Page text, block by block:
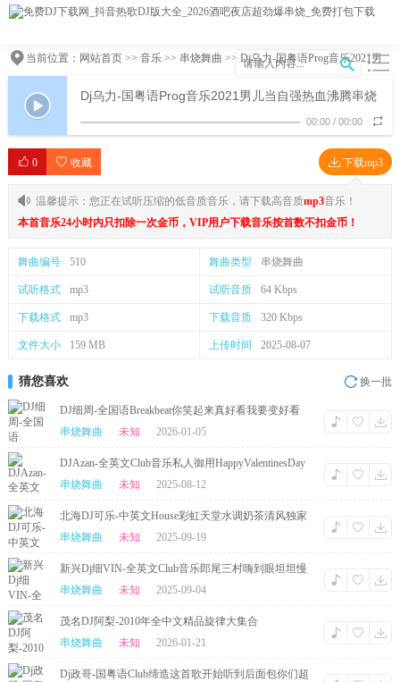
当前位置： 网站首页>> 音乐>> 串烧舞曲 >> Dj乌力-国粤语Prog音乐2021男
Dj乌力-国粤语Prog音乐2021男儿当自强热血沸腾串烧
00:00 /00:00
0 收藏 下载mp3
温馨提示：您正在试听压缩的低音质音乐，请下载高音质mp3音乐！
本首音乐24小时内只扣除一次金币，VIP用户下载音乐按首数不扣金币！
舞曲编号 510 舞曲类型 串烧舞曲
试听格式 mp3 试听音质 64 Kbps
下载格式 mp3 下载音质 320 Kbps
文件大小 159 MB 上传时间 2025-08-07
猜您喜欢 换一批
DJ细周-全国语Breakbeat你笑起来真好看我要变好看
串烧
串烧舞曲 未知 2026-01-05
DJAzan-全英文Club音乐私人御用HappyValentinesDay
抒情串烧
串烧舞曲 未知 2025-08-12
北海DJ可乐-中英文House彩虹天堂水调奶茶清风独家
包房串烧
串烧舞曲 未知 2025-09-19
新兴Dj细VIN-全英文Club音乐郎尾三村嗨到眼坦坦慢
摇串烧
串烧舞曲 未知 2025-09-04
茂名DJ阿梨-2010年全中文精品旋律大集合
串烧舞曲
未知 2026-01-21
Dj政哥-国粤语Club缔造这首歌开始听到后面包你们超